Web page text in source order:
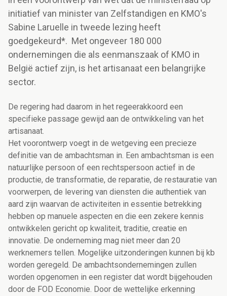
initiatief van minister van Zelfstandigen en KMO's
Sabine Laruelle in tweede lezing heeft
goedgekeurd*. Met ongeveer 180 000
ondernemingen die als eenmanszaak of KMO in
België actief zijn, is het artisanaat een belangrijke
sector.
De regering had daarom in het regeerakkoord een
specifieke passage gewijd aan de ontwikkeling van het
artisanaat.
Het voorontwerp voegt in de wetgeving een precieze
definitie van de ambachtsman in. Een ambachtsman is een
natuurlijke persoon of een rechtspersoon actief in de
productie, de transformatie, de reparatie, de restauratie van
voorwerpen, de levering van diensten die authentiek van
aard zijn waarvan de activiteiten in essentie betrekking
hebben op manuele aspecten en die een zekere kennis
ontwikkelen gericht op kwaliteit, traditie, creatie en
innovatie. De onderneming mag niet meer dan 20
werknemers tellen. Mogelijke uitzonderingen kunnen bij kb
worden geregeld. De ambachtsondernemingen zullen
worden opgenomen in een register dat wordt bijgehouden
door de FOD Economie. Door de wettelijke erkenning